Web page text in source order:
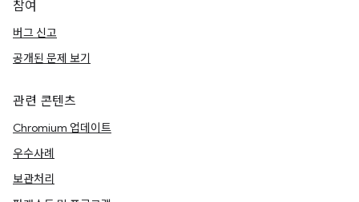
참여
버그 신고
공개된 문제 보기
관련 콘텐츠
Chromium 업데이트
우수사례
보관처리